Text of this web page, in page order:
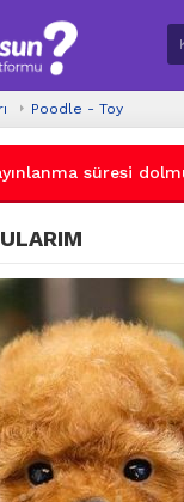
Poodle - Toy
süresi